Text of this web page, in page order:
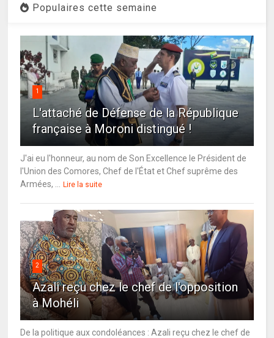
Populaires cette semaine
1
L'attaché de Défense de la République
française à Moroni distingué !
J'ai eu l'honneur, au nom de Son Excellence le Président de
l'Union des Comores, Chef de l'État et Chef suprême des
Armées, ...
Lire la suite
2
Azali reçu chez le chef de l'opposition
à Mohéli
De la politique aux condoléances : Azali reçu chez le chef de